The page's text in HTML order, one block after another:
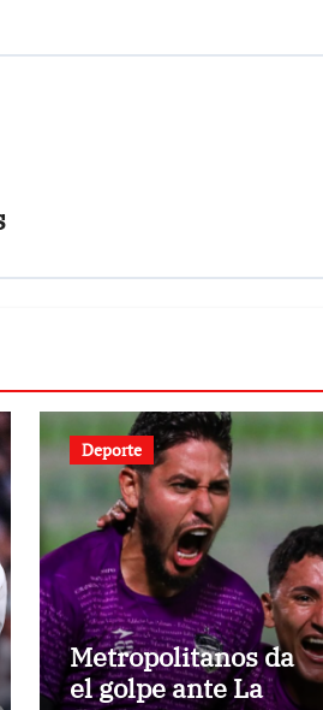
Deporte
Metropolitanos da
el golpe ante La